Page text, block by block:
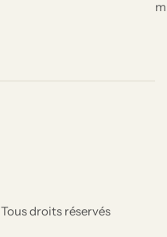
m
Tous droits réservés